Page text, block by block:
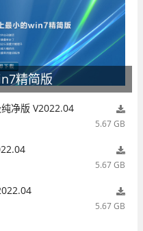
精简版
净版 V2022.04
5.67 GB
5.67 GB
5.67 GB